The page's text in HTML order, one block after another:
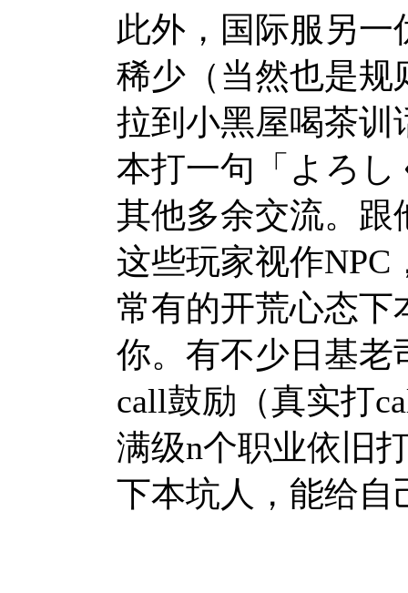
此外，国际服另
稀少（当然也是规
拉到小黑屋喝茶训
本打一句「よろ
其他多余交流。跟
这些玩家视作
常有的开荒心态下
你。有不少日基老
call鼓励（真实打
满级n个职业依旧
下本坑人，能给自